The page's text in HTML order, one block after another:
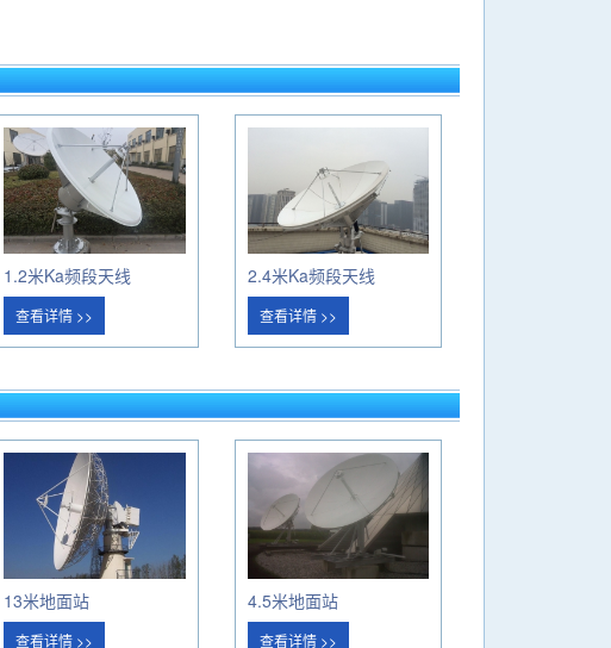
1.2米Ka频段天线
查看详情 >>
2.4米Ka频段天线
查看详情 >>
13米地面站
查看详情 >>
4.5米地面站
查看详情 >>